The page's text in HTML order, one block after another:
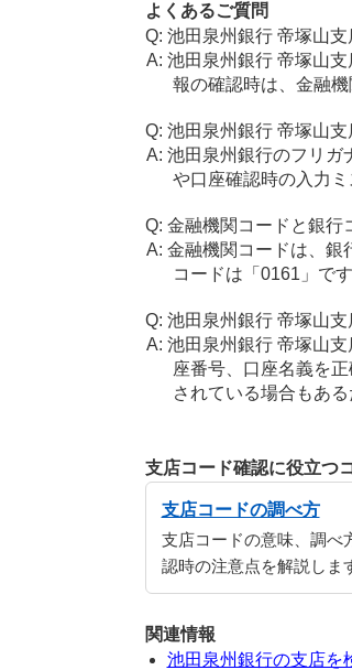
よくあるご質問
池田泉州銀行 帝塚山
池田泉州銀行 帝塚山
報の確認時は、金融
池田泉州銀行 帝塚山支
池田泉州銀行のフリガ
や口座確認時の入力ミ
金融機関コードと銀行
金融機関コードは、銀
コードは「0161」です
池田泉州銀行 帝塚山
池田泉州銀行 帝塚山
座番号、口座名義を
されている場合もあ
支店コード確認に役立つ
支店コードの調べ方
支店コードの意味、調べ
認時の注意点を解説しま
関連情報
池田泉州銀行の支店を